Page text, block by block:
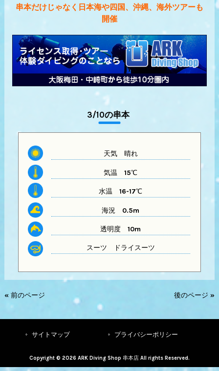
串本だけじゃなく日本海や四国、沖縄、海外ツアーも
開催
3/10の串本
天気晴れ
気温 15℃
水温 16-17℃
海況 0.5m
透明度 10m
スーツ ドライスーツ
« 前のページ 後のページ »
サイトマップ プライバシーポリシー
Copyright © 2026 ARK Diving Shop 串本店 All rights Reserved.